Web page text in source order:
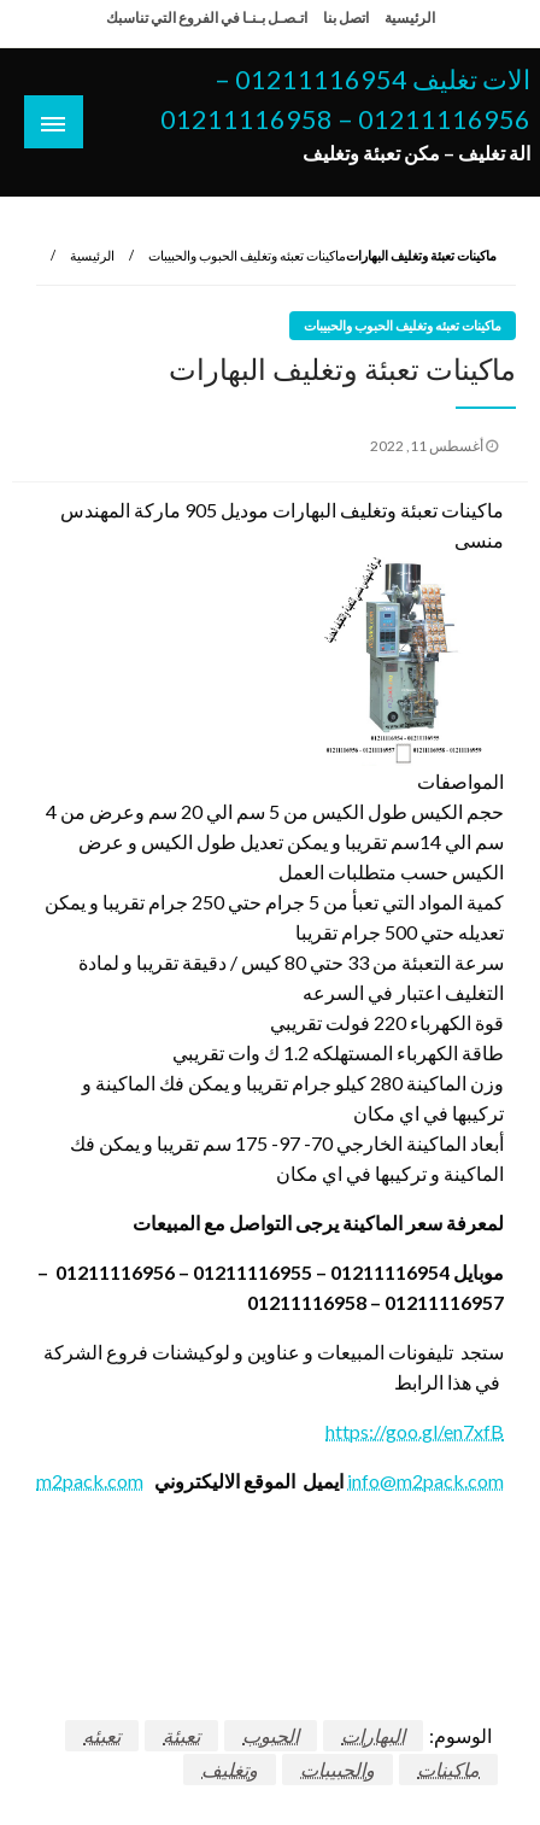
إلى
المحتوى
الرئيسية اتصل بنا اتـصـل بـنـا في الفروع التي تناسبك
الات تغليف 01211116954 –
01211116956 – 01211116958
الة تغليف – مكن تعبئة وتغليف
الرئيسية ماكينات تعبئه وتغليف الحبوب والحبيباتماكينات تعبئة وتغليف البهارات
ماكينات تعبئه وتغليف الحبوب والحبيبات
ماكينات تعبئة وتغليف البهارات
نُشر
أغسطس 11, 2022
ماكينات تعبئة وتغليف البهارات موديل 905 ماركة المهندس
منسى
المواصفات
حجم الكيس طول الكيس من 5 سم الي 20 سم وعرض من 4
سم الي 14سم تقريبا و يمكن تعديل طول الكيس و عرض
الكيس حسب متطلبات العمل
كمية المواد التي تعبأ من 5 جرام حتي 250 جرام تقريبا و يمكن
تعديله حتي 500 جرام تقريبا
سرعة التعبئة من 33 حتي 80 كيس / دقيقة تقريبا و لمادة
التغليف اعتبار في السرعه
قوة الكهرباء 220 فولت تقريبي
طاقة الكهرباء المستهلكه 1.2 ك وات تقريبي
وزن الماكينة 280 كيلو جرام تقريبا و يمكن فك الماكينة و
تركيبها في اي مكان
أبعاد الماكينة الخارجي 70- 97- 175 سم تقريبا و يمكن فك
الماكينة و تركيبها في اي مكان
لمعرفة سعر الماكينة يرجى التواصل مع المبيعات
موبايل 01211116954 – 01211116955 – 01211116956 –
01211116957 – 01211116958
ستجد تليفونات المبيعات و عناوين و لوكيشنات فروع الشركة
في هذا الرابط
https://goo.gl/en7xfB
info@m2pack.com ايميل الموقع الاليكتروني m2pack.com
الوسوم: البهارات الحبوب تعبئة
تعبئه
ماكينات
والحبيبات وتغليف